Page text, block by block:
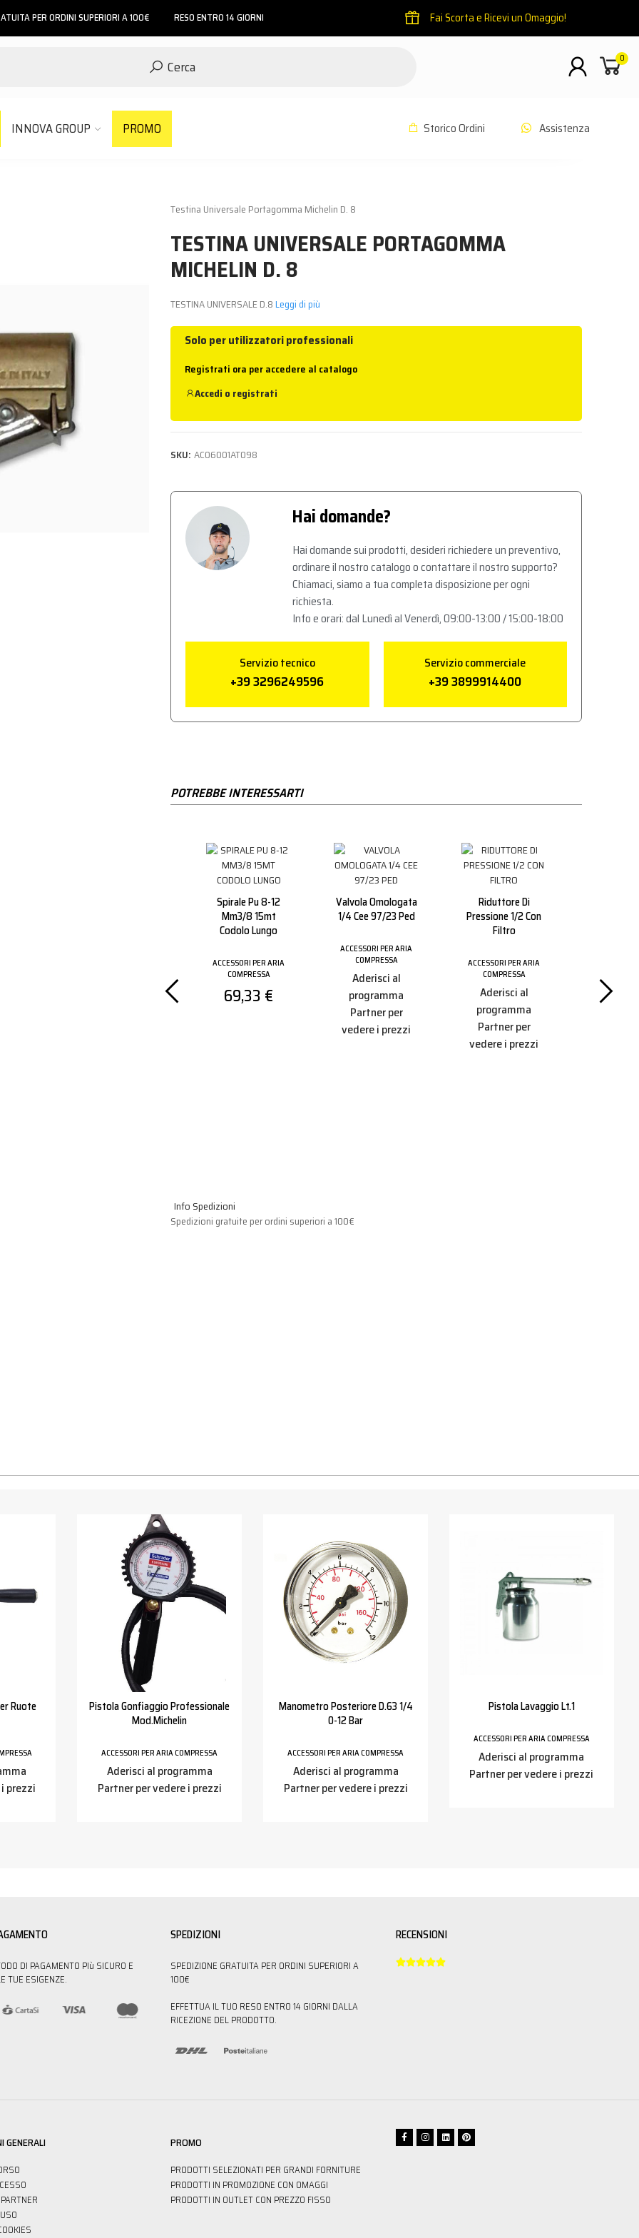
PER ORDINI SUPERIORI A 100€ RESO ENTRO 14 GIORNI Fai Scorta e Ricevi un Omaggio!
Cerca 0
INNOVA GROUP PROMO Storico Ordini Assistenza
Testina Universale Portagomma Michelin D. 8
TESTINA UNIVERSALE PORTAGOMMA
MICHELIN D. 8
TESTINA UNIVERSALE D.8Leggi di più
Solo per utilizzatori professionali
Registrati ora per accedere al catalogo
Accedi o registrati
SKU: AC06001AT098
Hai domande?
Hai domande sui prodotti, desideri richiedere un preventivo,
ordinare il nostro catalogo o contattare il nostro supporto?
Chiamaci, siamo a tua completa disposizione per ogni
richiesta.
Info e orari: dal Lunedì al Venerdì, 09:00-13:00 / 15:00-18:00
Servizio tecnico
+39 3296249596
Servizio commerciale
+39 3899914400
POTREBBE INTERESSARTI
Spirale Pu 8-12
Mm3/8 15mt
Codolo Lungo
ACCESSORI PER ARIA
COMPRESSA
69,33 €
Valvola Omologata
1/4 Cee 97/23 Ped
ACCESSORI PER ARIA
COMPRESSA
Aderisci al
programma
Partner per
vedere i prezzi
Riduttore Di
Pressione 1/2 Con
Filtro
ACCESSORI PER ARIA
COMPRESSA
Aderisci al
programma
Partner per
vedere i prezzi
Info Spedizioni
Spedizioni gratuite per ordini superiori a 100€
Ruote
prezzi
Pistola Gonfiaggio Professionale
Mod.michelin
ACCESSORI PER ARIA COMPRESSA
Aderisci al programma
Partner per vedere i prezzi
Manometro Posteriore D.63 1/4
0-12 Bar
ACCESSORI PER ARIA COMPRESSA
Aderisci al programma
Partner per vedere i prezzi
Pistola Lavaggio Lt.1
ACCESSORI PER ARIA COMPRESSA
Aderisci al programma
Partner per vedere i prezzi
DI PAGAMENTO PIù SICURO E
TUE ESIGENZE.
SPEDIZIONI
SPEDIZIONE GRATUITA PER ORDINI SUPERIORI A
100€
EFFETTUA IL TUO RESO ENTRO 14 GIORNI DALLA
RICEZIONE DEL PRODOTTO.
RECENSIONI

GENERALI PROMO
PRODOTTI SELEZIONATI PER GRANDI FORNITURE
PRODOTTI IN PROMOZIONE CON OMAGGI
PRODOTTI IN OUTLET CON PREZZO FISSO